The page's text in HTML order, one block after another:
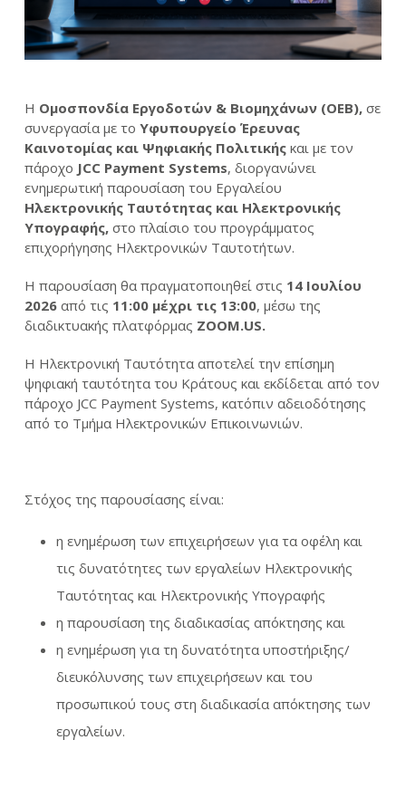
Η Ομοσπονδία Εργοδοτών & Βιομηχάνων (ΟΕΒ), σε
συνεργασία με το Υφυπουργείο Έρευνας
Καινοτομίας και Ψηφιακής Πολιτικής και με τον
πάροχο JCC Payment Systems, διοργανώνει
ενημερωτική παρουσίαση του Εργαλείου
Ηλεκτρονικής Ταυτότητας και Ηλεκτρονικής
Υπογραφής, στο πλαίσιο του προγράμματος
επιχορήγησης Ηλεκτρονικών Ταυτοτήτων.
Η παρουσίαση θα πραγματοποιηθεί στις 14 Ιουλίου
2026 από τις 11:00 μέχρι τις 13:00, μέσω της
διαδικτυακής πλατφόρμας ΖΟΟΜ.US.
Η Ηλεκτρονική Ταυτότητα αποτελεί την επίσημη
ψηφιακή ταυτότητα του Κράτους και εκδίδεται από τον
πάροχο JCC Payment Systems, κατόπιν αδειοδότησης
από το Τμήμα Ηλεκτρονικών Επικοινωνιών.
Στόχος της παρουσίασης είναι:
η ενημέρωση των επιχειρήσεων για τα οφέλη και
τις δυνατότητες των εργαλείων Ηλεκτρονικής
Ταυτότητας και Ηλεκτρονικής Υπογραφής
η παρουσίαση της διαδικασίας απόκτησης και
η ενημέρωση για τη δυνατότητα υποστήριξης/
διευκόλυνσης των επιχειρήσεων και του
προσωπικού τους στη διαδικασία απόκτησης των
εργαλείων.